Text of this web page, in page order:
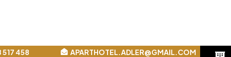
517 458
APARTHOTEL.ADLER@GMAIL.COM